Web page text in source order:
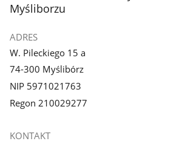
Myśliborzu
ADRES
W. Pileckiego 15 a
74-300 Myślibórz
NIP 5971021763
Regon 210029277
KONTAKT